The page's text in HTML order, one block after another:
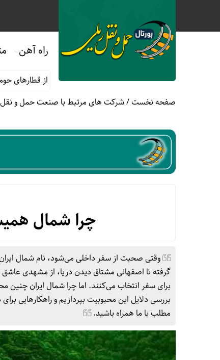
راه آهن
قوانین و مقررات استفاده از قطارهای حومه ای؛ هر
صفحه نخست/شرکت های مرتبط با صنعت حمل و نقل
چرا شمال
وقتی صحبت از سفر داخلی می‌شود، نام شمال
گرفته تا اصفهانی مشتاق دیدن دریا، از مشهدی
برای سفر انتخاب می‌کنند. اما چرا شمال ایران
بررسی دلایل این محبوبیت بپردازیم و راهکارهایی
مطلب با ما همراه باشید.